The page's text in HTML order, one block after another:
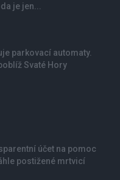
je jen...
parkovací automaty.
Svaté Hory
účet na pomoc
postižené mrtvicí